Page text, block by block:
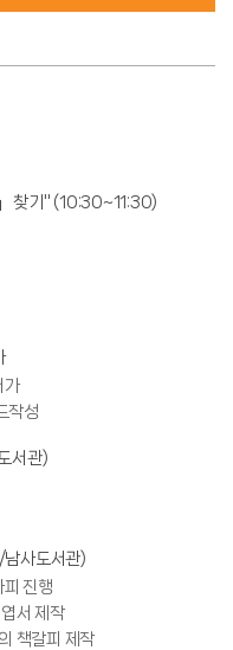
찾기" (10:30~11:30)
가
작성
서관)
사도서관)
진행
서 제작
책갈피 제작